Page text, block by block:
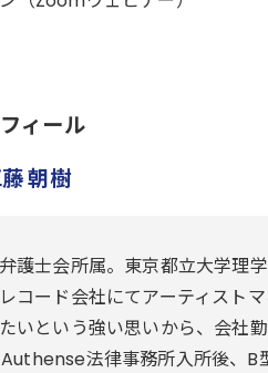
ィール
朝樹
護士会所属。東京都立大学理
コード会社にてアーティスト
いという強い思いから、会社
Authense法律事務所入所後、